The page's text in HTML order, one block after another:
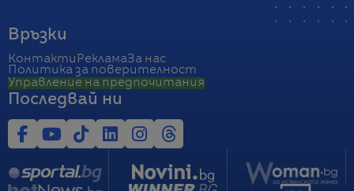
Връзки
Контакти РекламаЗа нас
Политика за поверителност
Управление на предпочитания
Последвай ни